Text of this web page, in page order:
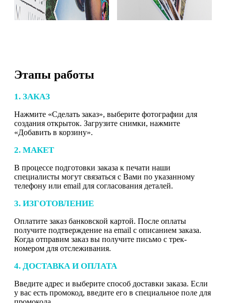
Этапы работы
1. ЗАКАЗ
Нажмите «Сделать заказ», выберите фотографии для
создания открыток. Загрузите снимки, нажмите
«Добавить в корзину».
2. МАКЕТ
В процессе подготовки заказа к печати наши
специалисты могут связаться с Вами по указанному
телефону или email для согласования деталей.
3. ИЗГОТОВЛЕНИЕ
Оплатите заказ банковской картой. После оплаты
получите подтверждение на email с описанием заказа.
Когда отправим заказ вы получите письмо с трек-
номером для отслеживания.
4. ДОСТАВКА И ОПЛАТА
Введите адрес и выберите способ доставки заказа. Если
у вас есть промокод, введите его в специальное поле для